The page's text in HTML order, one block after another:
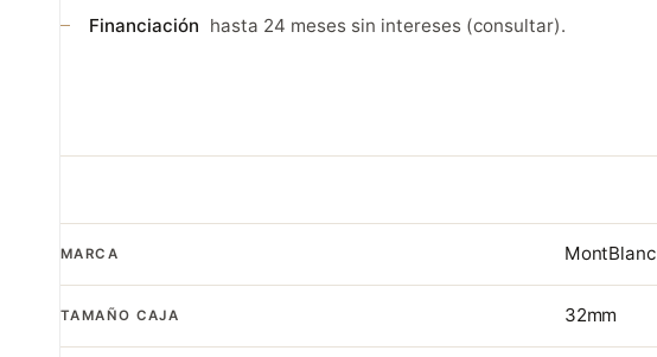
Financiación hasta 24 meses sin intereses (consultar).
MARCA MontBlanc
TAMAÑO CAJA 32mm